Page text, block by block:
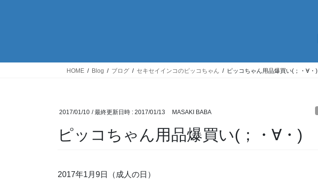
HOME Blog ブログ セキセイインコのピッコちゃん ピッコちゃん用品爆買い(；・∀・)
2017/01/10 / 最終更新日時 : 2017/01/13 MASAKI BABA
ピッコちゃん用品爆買い(；・∀・)
2017年1月9日（成人の日）